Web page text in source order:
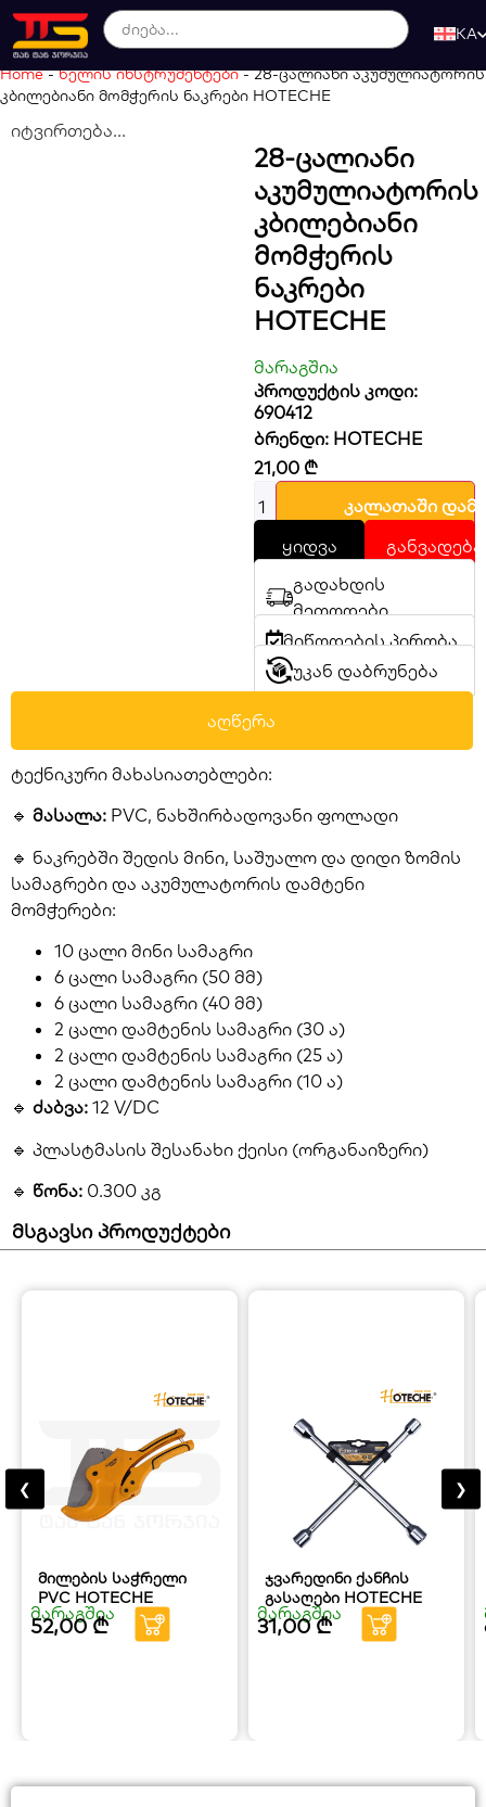
KA
Home-ხელის ინსტრუმენტები-28-ცალიანი აკუმულიატორის
კბილებიანი მომჭერის ნაკრები HOTECHE
იტვირთება...
28-Ცალიანი
Აკუმულიატორის
Კბილებიანი
Მომჭერის
Ნაკრები
HOTECHE
მარაგშია
პროდუქტის კოდი:
690412
ბრენდი: HOTECHE
21,00 ₾
კალათაში
ყიდვა
განვადება
გადახდის
მეთოდები
მიწოდების პირობა
უკან დაბრუნება
აღწერა
ტექნიკური მახასიათებლები:
🔹 მასალა: PVC, ნახშირბადოვანი ფოლადი
🔹 ნაკრებში შედის მინი, საშუალო და დიდი ზომის
სამაგრები და აკუმულატორის დამტენი
მომჭერები:
10 ცალი მინი სამაგრი
6 ცალი სამაგრი (50 მმ)
6 ცალი სამაგრი (40 მმ)
2 ცალი დამტენის სამაგრი (30 ა)
2 ცალი დამტენის სამაგრი (25 ა)
2 ცალი დამტენის სამაგრი (10 ა)
🔹 ძაბვა: 12 V/DC
🔹 პლასტმასის შესანახი ქეისი (ორგანაიზერი)
🔹 წონა: 0.300 კგ
მსგავსი პროდუქტები
მილების საჭრელი
PVC HOTECHE
მარაგშია
52,00₾
ჯვარედინი ქანჩის
გასაღები HOTECHE
მარაგშია
31,00₾
❮ ❯